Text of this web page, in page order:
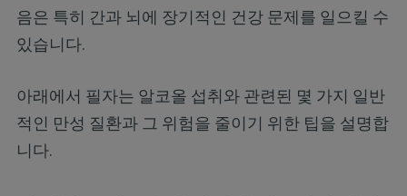
음은 특히 간과 뇌에 장기적인 건강 문제를 일으킬 수
있습니다.
아래에서 필자는 알코올 섭취와 관련된 몇 가지 일반
적인 만성 질환과 그 위험을 줄이기 위한 팁을 설명합
니다.